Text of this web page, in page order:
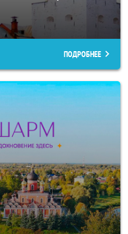
ПОДРОБНЕЕ